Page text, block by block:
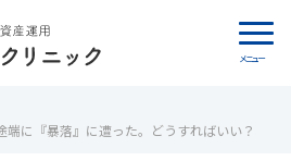
メニュー
に『暴落』に遭った。どうすればいい？